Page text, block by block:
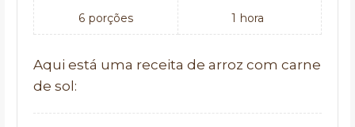
6 porções
1 hora
Aqui está uma receita de arroz com carne
de sol: